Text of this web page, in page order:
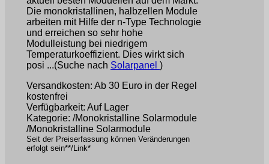
Die monokristallinen, halbzellen Module
arbeiten mit Hilfe der n-Type Technologie
und erreichen so sehr hohe
Modulleistung bei niedrigem
Temperaturkoeffizient. Dies wirkt sich
posi ...(Suche nach Solarpanel )
Versandkosten: Ab 30 Euro in der Regel
kostenfrei
Verfügbarkeit: Auf Lager
Kategorie: /Monokristalline Solarmodule
/Monokristalline Solarmodule
Seit der Preiserfassung können Veränderungen
erfolgt sein**/Link*